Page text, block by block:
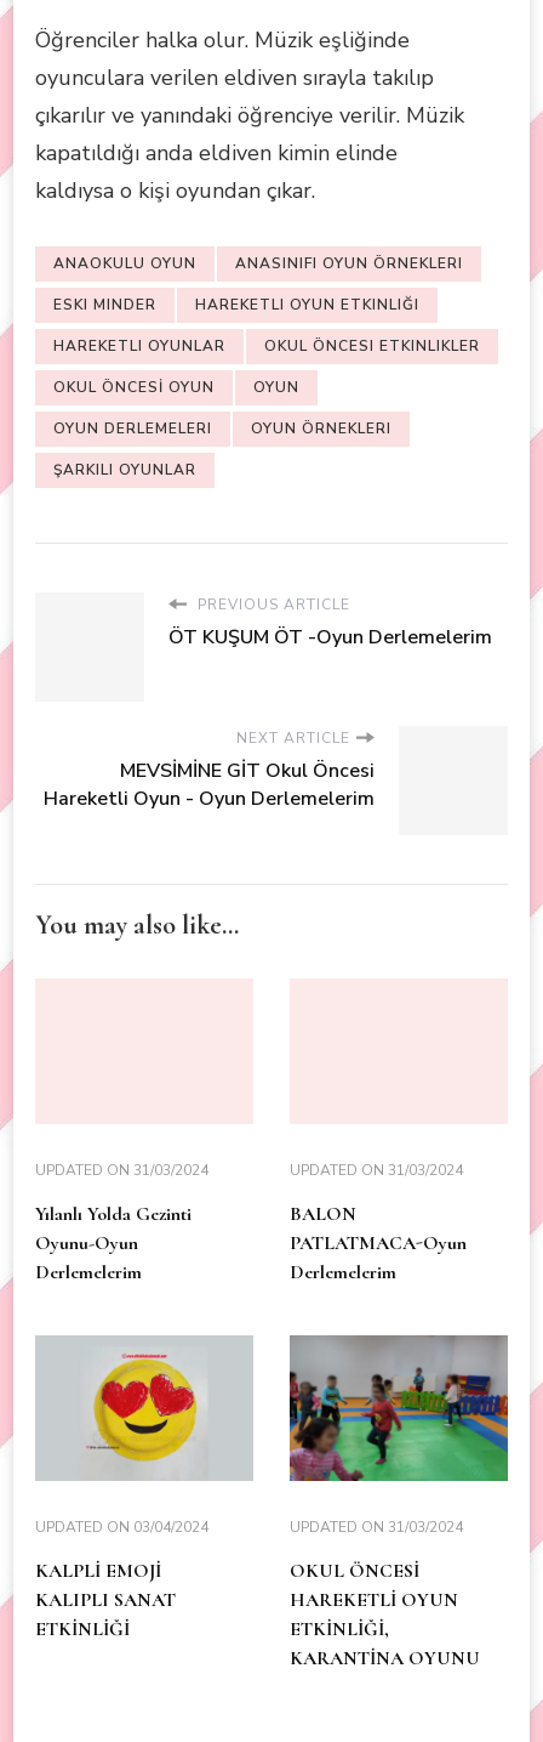
Öğrenciler halka olur. Müzik eşliğinde
oyunculara verilen eldiven sırayla takılıp
çıkarılır ve yanındaki öğrenciye verilir. Müzik
kapatıldığı anda eldiven kimin elinde
kaldıysa o kişi oyundan çıkar.
ANAOKULU OYUN ANASINIFI OYUN ÖRNEKLERI
ESKI MINDER HAREKETLI OYUN ETKINLIĞI
HAREKETLI OYUNLAR OKUL ÖNCESI ETKINLIKLER
OKUL ÖNCESİ OYUN OYUN
OYUN DERLEMELERI OYUN ÖRNEKLERI
ŞARKILI OYUNLAR
PREVIOUS ARTICLE
ÖT KUŞUM ÖT -Oyun Derlemelerim
NEXT ARTICLE
MEVSİMİNE GİT Okul Öncesi
Hareketli Oyun - Oyun Derlemelerim
You may also like...
UPDATED ON 31/03/2024
Yılanlı Yolda Gezinti
Oyunu-Oyun
Derlemelerim
UPDATED ON 31/03/2024
BALON
PATLATMACA-Oyun
Derlemelerim
UPDATED ON 03/04/2024
KALPLİ EMOJİ
KALIPLI SANAT
ETKİNLİĞİ
UPDATED ON 31/03/2024
OKUL ÖNCESİ
HAREKETLİ OYUN
ETKİNLİĞİ,
KARANTİNA OYUNU